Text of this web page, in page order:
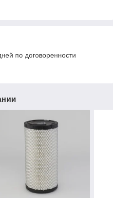
по договоренности